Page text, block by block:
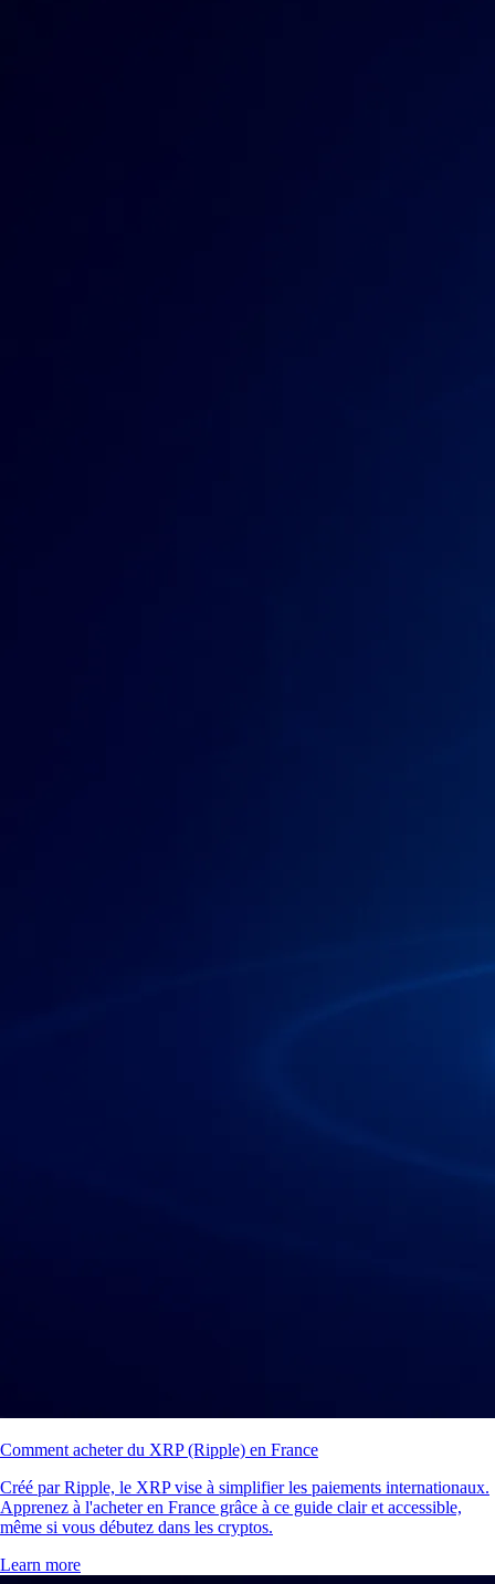
Comment acheter du XRP (Ripple) en France
Créé par Ripple, le XRP vise à simplifier les paiements internationaux.
Apprenez à l'acheter en France grâce à ce guide clair et accessible,
même si vous débutez dans les cryptos.
Learn more